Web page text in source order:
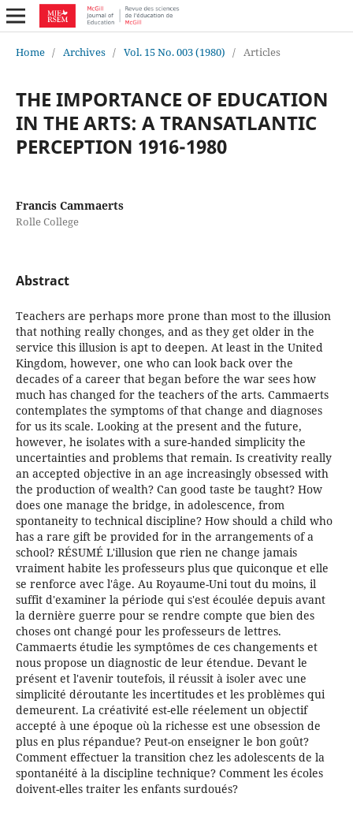
Home / Archives / Vol. 15 No. 003 (1980) / Articles
THE IMPORTANCE OF EDUCATION
IN THE ARTS: A TRANSATLANTIC
PERCEPTION 1916-1980
Francis Cammaerts
Rolle College
Abstract
Teachers are perhaps more prone than most to the illusion
that nothing really chonges, and as they get older in the
service this illusion is apt to deepen. At least in the United
Kingdom, however, one who can look back over the
decades of a career that began before the war sees how
much has changed for the teachers of the arts. Cammaerts
contemplates the symptoms of that change and diagnoses
for us its scale. Looking at the present and the future,
however, he isolates with a sure-handed simplicity the
uncertainties and problems that remain. Is creativity really
an accepted objective in an age increasingly obsessed with
the production of wealth? Can good taste be taught? How
does one manage the bridge, in adolescence, from
spontaneity to technical discipline? How should a child who
has a rare gift be provided for in the arrangements of a
school? RÉSUMÉ L'illusion que rien ne change jamais
vraiment habite les professeurs plus que quiconque et elle
se renforce avec l'âge. Au Royaume-Uni tout du moins, il
suffit d'examiner la période qui s'est écoulée depuis avant
la dernière guerre pour se rendre compte que bien des
choses ont changé pour les professeurs de lettres.
Cammaerts étudie les symptômes de ces changements et
nous propose un diagnostic de leur étendue. Devant le
présent et l'avenir toutefois, il réussit à isoler avec une
simplicité déroutante les incertitudes et les problèmes qui
demeurent. La créativité est-elle réelement un objectif
accepté à une époque où la richesse est une obsession de
plus en plus répandue? Peut-on enseigner le bon goût?
Comment effectuer la transition chez les adolescents de la
spontanéité à la discipline technique? Comment les écoles
doivent-elles traiter les enfants surdoués?